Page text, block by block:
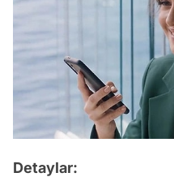
Detaylar: